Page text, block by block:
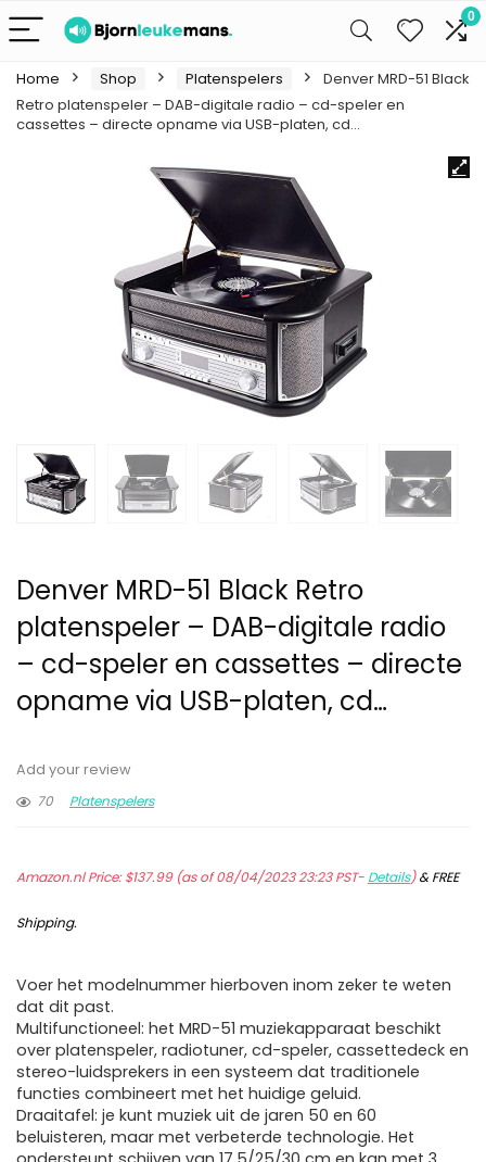
0
Home Shop Platenspelers
Denver MRD-51 Black
Retro platenspeler – DAB-digitale radio – cd-speler en
cassettes – directe opname via USB-platen, cd…
Denver MRD-51 Black Retro
platenspeler – DAB-digitale radio
– cd-speler en cassettes – directe
opname via USB-platen, cd…
Add your review
70
Platenspelers
Amazon.nl Price:$137.99(as of 08/04/2023 23:23 PST- Details)&FREE
Shipping.
Voer het modelnummer hierboven inom zeker te weten
dat dit past.
Multifunctioneel: het MRD-51 muziekapparaat beschikt
over platenspeler, radiotuner, cd-speler, cassettedeck en
stereo-luidsprekers in een systeem dat traditionele
functies combineert met het huidige geluid.
Draaitafel: je kunt muziek uit de jaren 50 en 60
beluisteren, maar met verbeterde technologie. Het